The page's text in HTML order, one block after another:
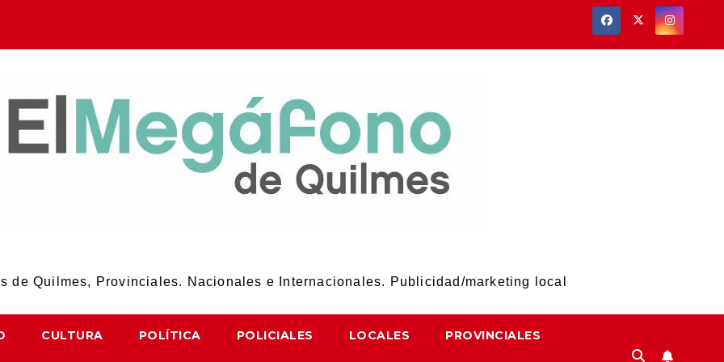
de Quilmes, Provinciales. Nacionales e Internacionales. Publicidad/marketing local
CULTURA POLÍTICA POLICIALES LOCALES PROVINCIALES